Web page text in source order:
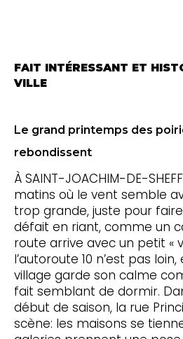
FAIT INTÉRESSANT ET
VILLE
Le grand printemps des
rebondissent
À SAINT-JOACHIM-DE-
matins où le vent semble
trop grande, juste pour
défait en riant, comme un
route arrive avec un petit «
l’autoroute 10 n’est pas
village garde son calme
fait semblant de dormir.
début de saison, la rue
scène: les maisons se